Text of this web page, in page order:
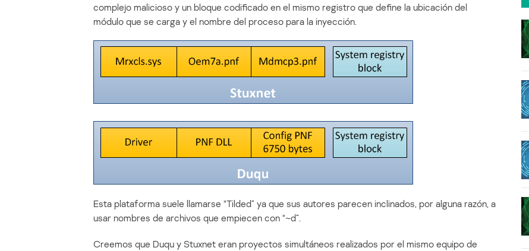
complejo malicioso y un bloque codificado en el mismo registro que define la ubicación del
módulo que se carga y el nombre del proceso para la inyección.
Esta plataforma suele llamarse “Tilded” ya que sus autores parecen inclinados, por alguna razón, a
usar nombres de archivos que empiecen con “~d”.
Creemos que Duqu y Stuxnet eran proyectos simultáneos realizados por el mismo equipo de